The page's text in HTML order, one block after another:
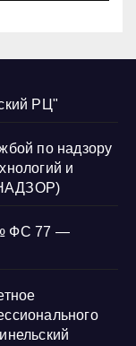
РЦ"
по надзору
и
ФС 77 —